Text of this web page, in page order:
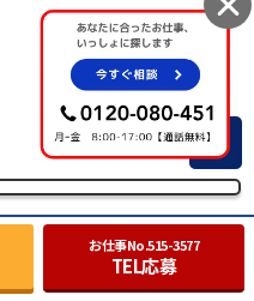
お仕事No.515-3577
TEL応募
TOP